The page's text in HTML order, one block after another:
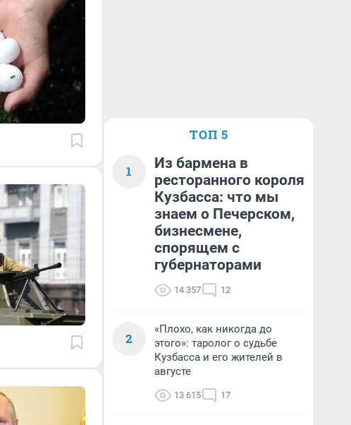
ТОП 5
1
Из бармена в
ресторанного короля
Кузбасса: что мы
знаем о Печерском,
бизнесмене,
спорящем с
губернаторами
14 357 12
2
«Плохо, как никогда до
этого»: таролог о судьбе
Кузбасса и его жителей в
августе
13 615 17